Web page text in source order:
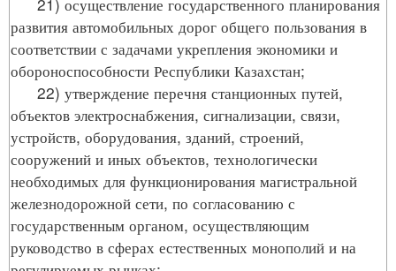
развития автомобильных дорог общего пользования в
соответствии с задачами укрепления экономики и
обороноспособности Республики Казахстан;
22) утверждение перечня станционных путей,
объектов электроснабжения, сигнализации, связи,
устройств, оборудования, зданий, строений,
сооружений и иных объектов, технологически
необходимых для функционирования магистральной
железнодорожной сети, по согласованию с
государственным органом, осуществляющим
руководство в сферах естественных монополий и на